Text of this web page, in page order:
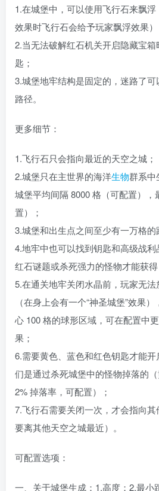
1.在城堡中，可以使用飞行石来飘浮
效果时飞行石会给予玩家飘浮效果）
2.当无法破解红石机关开启隐藏宝
匙；
3.城堡地牢结构是固定的，迷路了
路径。
更多细节：
1.飞行石只会指向最近的天空之城；
2.城堡只在主世界的海洋生物群系中
城堡平均间隔 8000 格（可配置），
置）；
3.城堡和出生点之间至少有一万格的
4.地牢中也可以找到钥匙和高级战
红石谜题或杀死强力的怪物才能获得
5.在通关地牢关闭水晶前，玩家无
（在身上会有一个“神圣城堡”效果
心 100 格的球形区域，可在配置中
果；
6.需要黄色、蓝色和红色钥匙才能
们是通过杀死城堡中的怪物掉落的
2% 掉落率，可配置）；
7.飞行石需要关闭一次，才会指向
要离其他天空之城最近）。
可配置选项：
一、关于城堡生成：1.高度；2.最小